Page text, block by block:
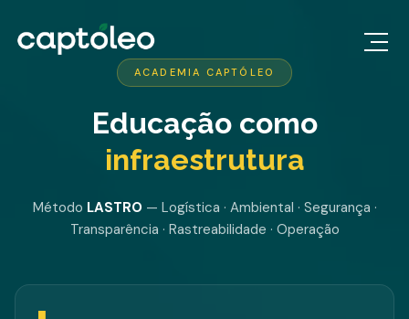
ACADEMIA CAPTÓLEO
Educação como
infraestrutura
Método LASTRO — Logística · Ambiental · Segurança ·
Transparência · Rastreabilidade · Operação